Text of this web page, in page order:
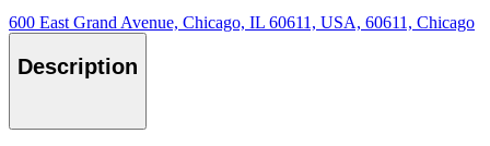
600 East Grand Avenue, Chicago, IL 60611, USA, 60611, Chicago
Description